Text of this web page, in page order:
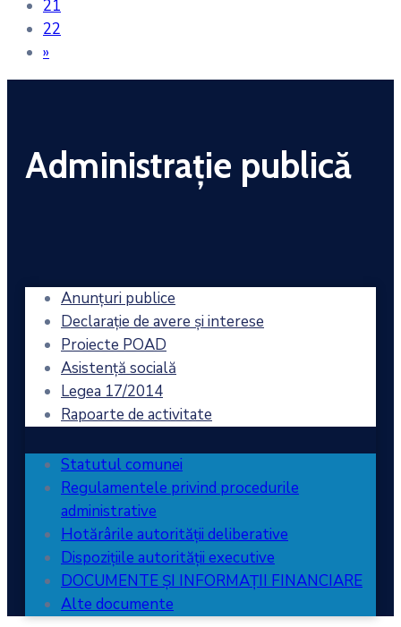
21
22
»
Administrație publică
Anunțuri publice
Declarație de avere și interese
Proiecte POAD
Asistență socială
Legea 17/2014
Rapoarte de activitate
Statutul comunei
Regulamentele privind procedurile
administrative
Hotărârile autorității deliberative
Dispozițiile autorității executive
DOCUMENTE ȘI INFORMAȚII FINANCIARE
Alte documente